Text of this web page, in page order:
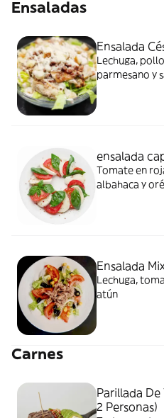
Ensaladas
Ensalada
Lechuga,
parmesano y
ensalada
Tomate en
albahaca y
Ensalada
Lechuga,
atún
Carnes
Parillada De
2 Personas)